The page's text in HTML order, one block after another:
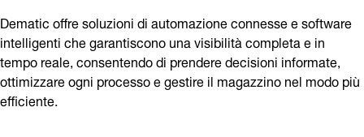
Dematic offre soluzioni di automazione connesse e software
intelligenti che garantiscono una visibilità completa e in
tempo reale, consentendo di prendere decisioni informate,
ottimizzare ogni processo e gestire il magazzino nel modo più
efficiente.